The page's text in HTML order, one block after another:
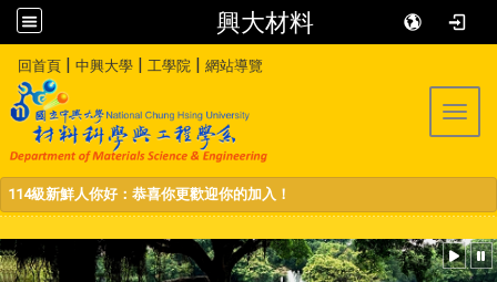
興大材料
回首頁 | 中興大學 | 工學院 | 網站導覽
114級新鮮人你好：恭喜你更歡迎你的加入！